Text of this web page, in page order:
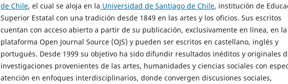
de Chile, el cual se aloja en la Universidad de Santiago de Chile, institución de
Superior Estatal con una tradición desde 1849 en las artes y los oficios. Sus escritos
cuentan con acceso abierto a partir de su publicación, exclusivamente en línea, en la
plataforma Open Journal Source (OJS) y pueden ser escritos en castellano, inglés y
portugués. Desde 1999 su objetivo ha sido difundir resultados inéditos y originales
investigaciones provenientes de las artes, humanidades y ciencias sociales con
atención en enfoques interdisciplinarios, donde convergen discusiones sociales,